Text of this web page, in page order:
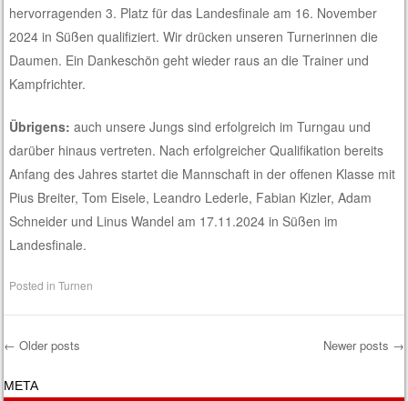
hervorragenden 3. Platz für das Landesfinale am 16. November
2024 in Süßen qualifiziert. Wir drücken unseren Turnerinnen die
Daumen. Ein Dankeschön geht wieder raus an die Trainer und
Kampfrichter.
Übrigens: auch unsere Jungs sind erfolgreich im Turngau und
darüber hinaus vertreten. Nach erfolgreicher Qualifikation bereits
Anfang des Jahres startet die Mannschaft in der offenen Klasse mit
Pius Breiter, Tom Eisele, Leandro Lederle, Fabian Kizler, Adam
Schneider und Linus Wandel am 17.11.2024 in Süßen im
Landesfinale.
Posted inTurnen
Post navigation
← Older posts Newer posts →
META